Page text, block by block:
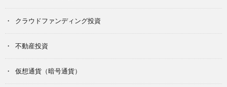
クラウドファンディング投資
不動産投資
仮想通貨（暗号通貨）